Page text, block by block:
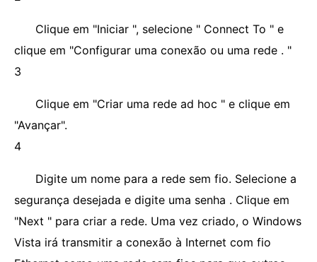
Clique em "Iniciar ", selecione " Connect To " e
clique em "Configurar uma conexão ou uma rede . "
3
Clique em "Criar uma rede ad hoc " e clique em
"Avançar".
4
Digite um nome para a rede sem fio. Selecione a
segurança desejada e digite uma senha . Clique em
"Next " para criar a rede. Uma vez criado, o Windows
Vista irá transmitir a conexão à Internet com fio